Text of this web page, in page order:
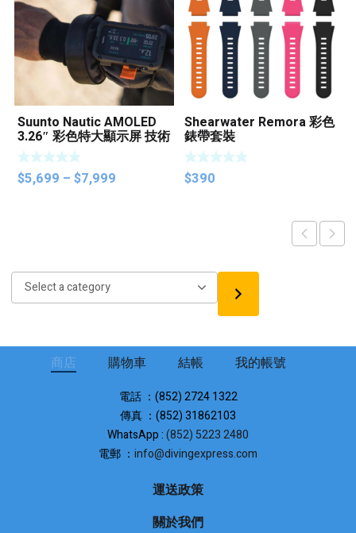
Select
a
Suunto Nautic AMOLED
3.26″ 彩色特大顯示屏 技術
潛水8氣瓶整合功能 潛水電
腦
$5,699 – $7,999
Shearwater Remora 彩色
錶帶套裝
$390
商店 購物車 結帳 我的帳號
電話 ：(852) 2724 1322
傳真 ：(852) 31862103
WhatsApp :(852) 5223 2480
電郵 ： info@divingexpress.com
運送政策
關於我們